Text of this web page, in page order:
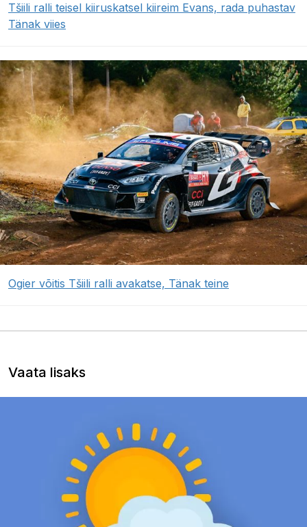
Tšiili ralli teisel kiiruskatsel kiireim Evans, rada puhastav
Tänak viies
Ogier võitis Tšiili ralli avakatse, Tänak teine
Vaata lisaks